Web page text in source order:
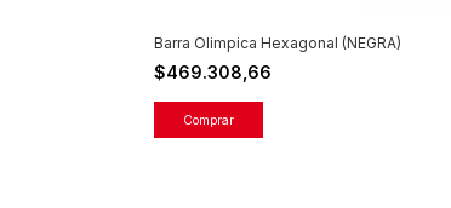
Barra Olimpica Hexagonal (NEGRA)
$469.308,66